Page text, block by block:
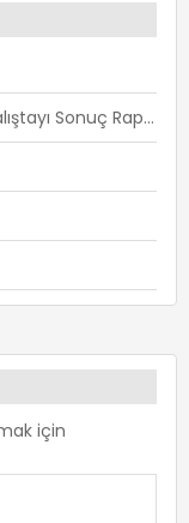
» WISE 2026 "Ailenin Koruyucu Rolü" Çalıştayı Sonuç Raporu
için